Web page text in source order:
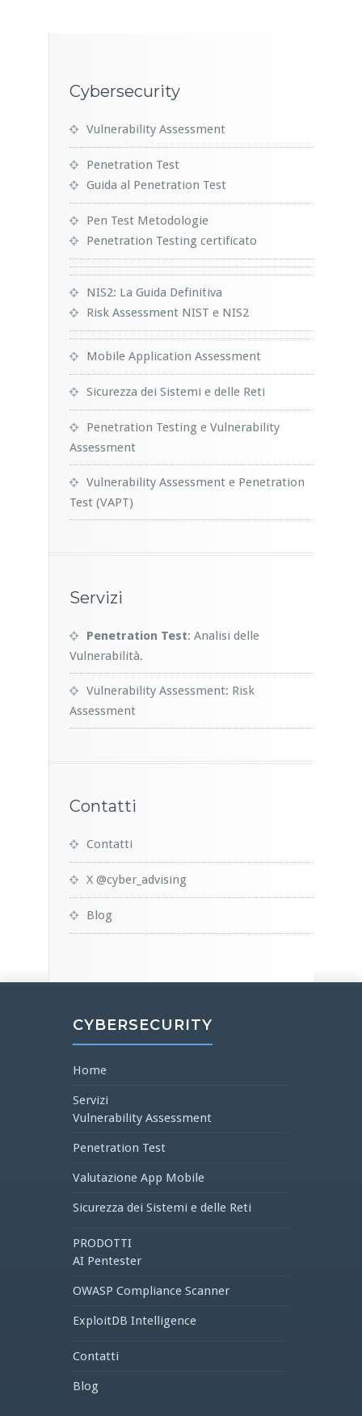
Cybersecurity
Vulnerability Assessment
Penetration Test
Guida al Penetration Test
Pen Test Metodologie
Penetration Testing certificato
NIS2: La Guida Definitiva
Risk Assessment NIST e NIS2
Mobile Application Assessment
Sicurezza dei Sistemi e delle Reti
Penetration Testing e Vulnerability
Assessment
Vulnerability Assessment e Penetration
Test (VAPT)
Servizi
Penetration Test: Analisi delle
Vulnerabilità.
Vulnerability Assessment: Risk
Assessment
Contatti
Contatti
X @cyber_advising
Blog
CYBERSECURITY
Home
Servizi
Vulnerability Assessment
Penetration Test
Valutazione App Mobile
Sicurezza dei Sistemi e delle Reti
PRODOTTI
AI Pentester
OWASP Compliance Scanner
ExploitDB Intelligence
Contatti
Blog